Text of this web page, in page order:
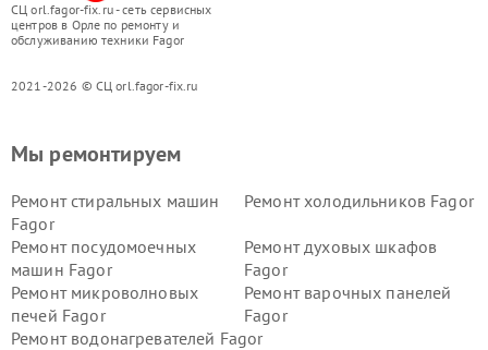
СЦ orl.fagor-fix.ru - сеть сервисных
центров в Орле по ремонту и
обслуживанию техники Fagor
2021-2026 © СЦ orl.fagor-fix.ru
Мы ремонтируем
Ремонт стиральных машин
Fagor
Ремонт холодильников Fagor
Ремонт посудомоечных
машин Fagor
Ремонт духовых шкафов
Fagor
Ремонт микроволновых
печей Fagor
Ремонт варочных панелей
Fagor
Ремонт водонагревателей Fagor